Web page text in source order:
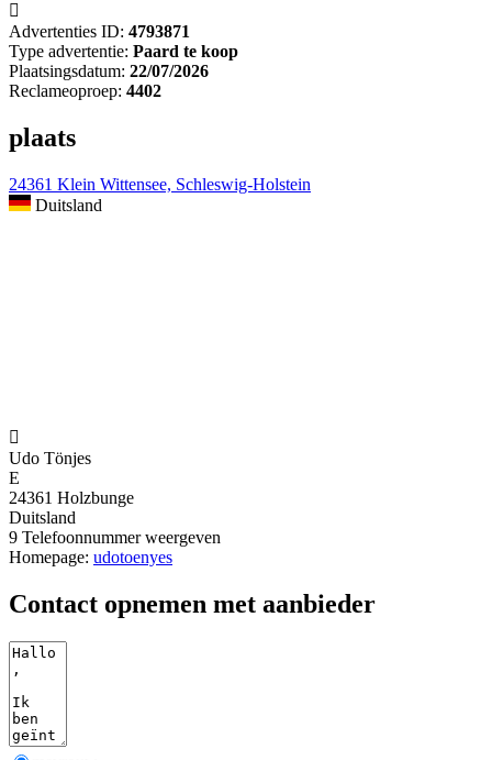

Advertenties ID: 4793871
Type advertentie: Paard te koop
Plaatsingsdatum: 22/07/2026
Reclameoproep: 4402
plaats
24361 Klein Wittensee, Schleswig-Holstein
Duitsland

Udo Tönjes
E
24361 Holzbunge
Duitsland
9 Telefoonnummer weergeven
Homepage: udotoenyes
Contact opnemen met aanbieder